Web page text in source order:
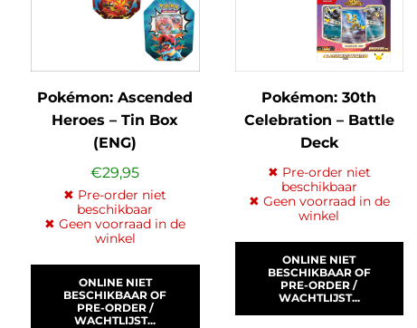
Pokémon: Ascended
Heroes – Tin Box
(ENG)
€29,95
✖ Pre-order niet
beschikbaar
✖ Geen voorraad in de
winkel
ONLINE NIET
BESCHIKBAAR OF
PRE-ORDER /
WACHTLIJST...
Pokémon: 30th
Celebration – Battle
Deck
Espeon/Umbreon Ex
(ENG)
✖ Pre-order niet
beschikbaar
✖ Geen voorraad in de
winkel
ONLINE NIET
BESCHIKBAAR OF
PRE-ORDER /
WACHTLIJST...